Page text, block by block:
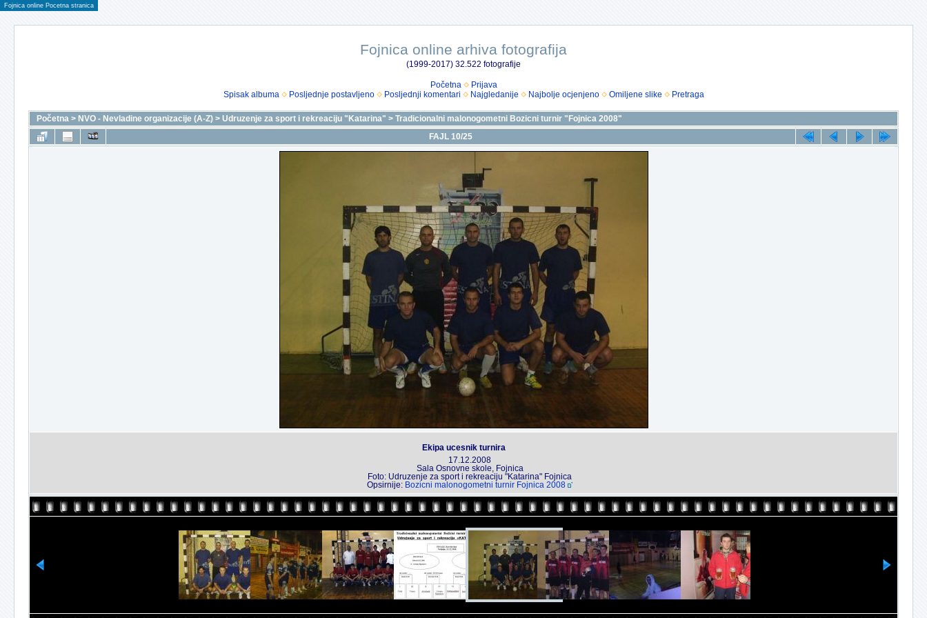
Fojnica online Pocetna stranica
Fojnica online arhiva fotografija
(1999-2017) 32.522 fotografije
Početna
Prijava
Spisak albuma
Posljednje postavljeno Posljednji komentari Najgledanije Najbolje ocjenjeno Omiljene slike Pretraga
Početna > NVO - Nevladine organizacije (A-Z) > Udruzenje za sport i rekreaciju "Katarina" > Tradicionalni malonogometni Bozicni turnir "Fojnica 2008"
FAJL 10/25
Ekipa ucesnik turnira
17.12.2008
Sala Osnovne skole, Fojnica
Foto: Udruzenje za sport i rekreaciju "Katarina" Fojnica
Opsirnije: Bozicni malonogometni turnir Fojnica 2008